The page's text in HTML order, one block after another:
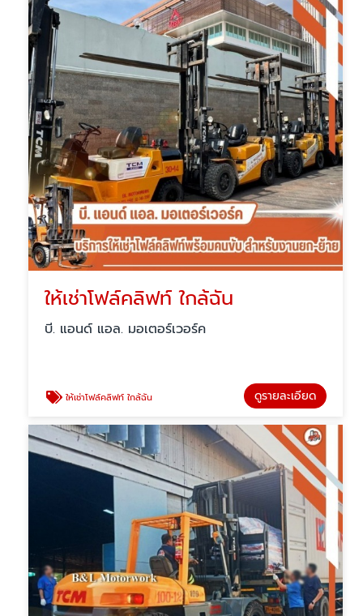
ให้เช่าโฟล์คลิฟท์ ใกล้ฉัน
บี. แอนด์ แอล. มอเตอร์เวอร์ค
ให้เช่าโฟล์คลิฟท์ ใกล้ฉัน ดูรายละเอียด